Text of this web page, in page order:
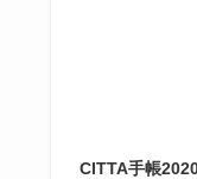
CITTA手帳